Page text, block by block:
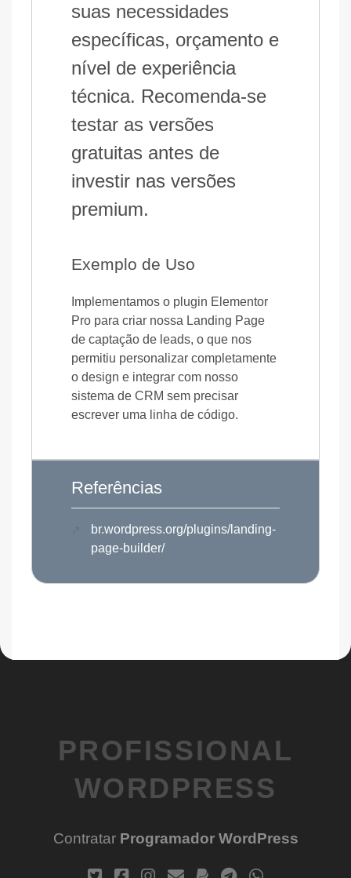
suas necessidades
específicas, orçamento e
nível de experiência
técnica. Recomenda-se
testar as versões
gratuitas antes de
investir nas versões
premium.
Exemplo de Uso
Implementamos o plugin Elementor
Pro para criar nossa Landing Page
de captação de leads, o que nos
permitiu personalizar completamente
o design e integrar com nosso
sistema de CRM sem precisar
escrever uma linha de código.
Referências
br.wordpress.org/plugins/landing-
page-builder/
PROFISSIONAL
WORDPRESS
Contratar Programador WordPress